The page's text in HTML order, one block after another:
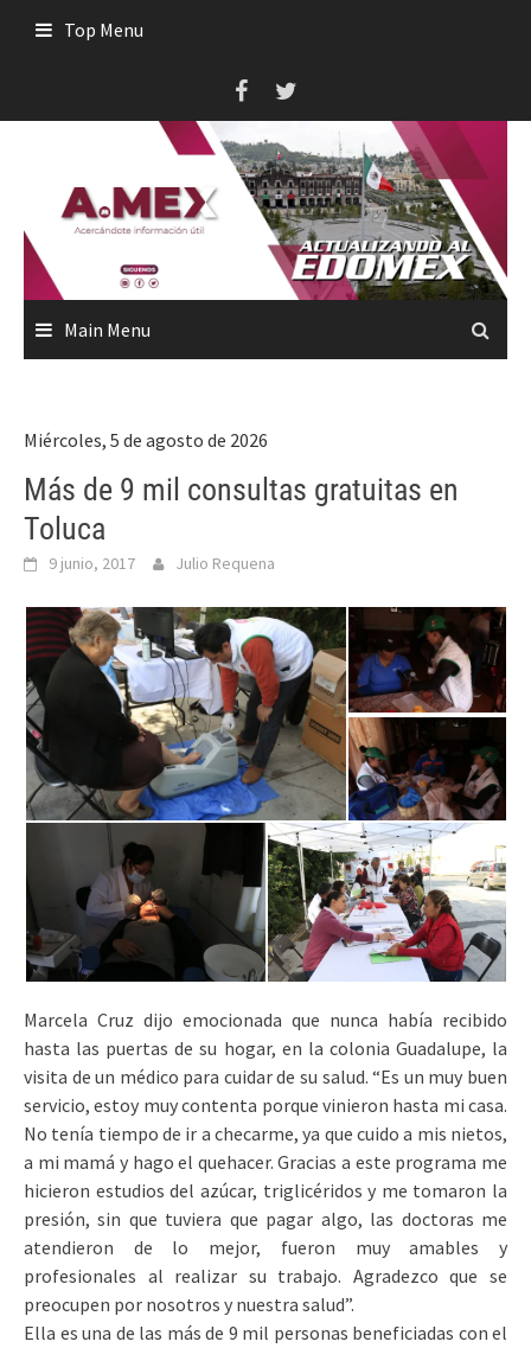
Top Menu
Main Menu
Miércoles, 5 de agosto de 2026
Más de 9 mil consultas gratuitas en
Toluca
9 junio, 2017 Julio Requena
Marcela Cruz dijo emocionada que nunca había recibido
hasta las puertas de su hogar, en la colonia Guadalupe, la
visita de un médico para cuidar de su salud. “Es un muy buen
servicio, estoy muy contenta porque vinieron hasta mi casa.
No tenía tiempo de ir a checarme, ya que cuido a mis nietos,
a mi mamá y hago el quehacer.Gracias a este programa me
hicieron estudios del azúcar, triglicéridos y me tomaron la
presión, sin que tuviera que pagar algo, las doctoras me
atendieron de lo mejor, fueron muy amables y
profesionales al realizar su trabajo. Agradezco que se
preocupen por nosotros y nuestra salud”.
Ella es una de las más de 9 mil personas beneficiadas con el